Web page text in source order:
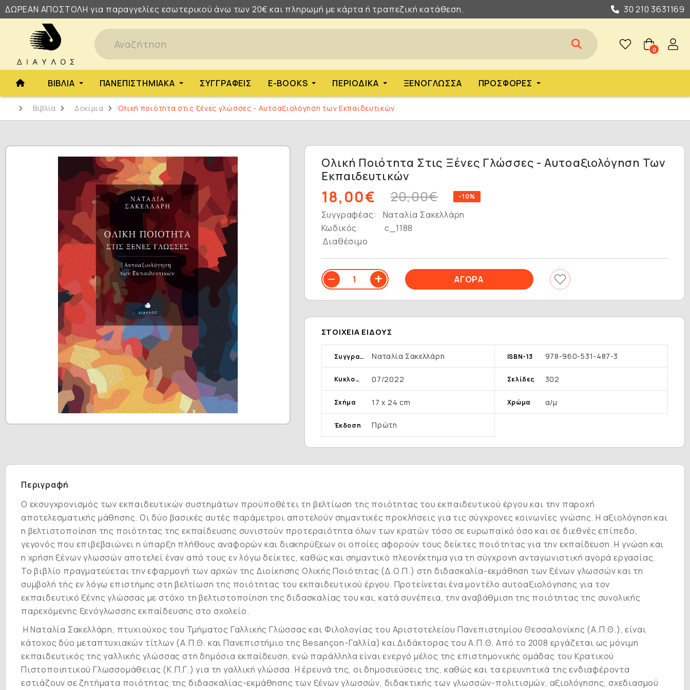
ΔΩΡΕΑΝ ΑΠΟΣΤΟΛΗ για παραγγελίες εσωτερικού άνω των 20€ και πληρωμή με κάρτα ή τραπεζική κατάθεση. 30 210 3631169
0
ΒΙΒΛΊΑ ΠΑΝΕΠΙΣΤΗΜΙΑΚΆ ΣΥΓΓΡΑΦΕΊΣ E-BOOKS ΠΕΡΙΟΔΙΚΆ ΞΕΝΌΓΛΩΣΣΑ ΠΡΟΣΦΟΡΈΣ
Βιβλία Δοκίμια Ολική ποιότητα στις ξένες γλώσσες - Αυτοαξιολόγηση των Εκπαιδευτικών
Ολική Ποιότητα Στις Ξένες Γλώσσες - Αυτοαξιολόγηση Των
Εκπαιδευτικών
18,00€ 20,00€ -10%
Συγγραφέας:
Ναταλία Σακελλάρη
Κωδικός:
c_1188
Διαθέσιμο
ΣΤΟΙΧΕΊΑ ΕΊΔΟΥΣ
Συγγραφέας Ναταλία Σακελλάρη ISBN-13 978-960-531-487-3
Κυκλοφορία 07/2022 Σελίδες 302
Σχήμα 17 x 24 cm Χρώμα α/μ
Έκδοση Πρώτη
Περιγραφή
Ο εκσυγχρονισμός των εκπαιδευτικών συστημάτων προϋποθέτει τη βελτίωση της ποιότητας του εκπαιδευτικού έργου και την παροχή
αποτελεσματικής μάθησης. Οι δύο βασικές αυτές παράμετροι αποτελούν σημαντικές προκλήσεις για τις σύγχρονες κοινωνίες γνώσης. Η αξιολόγηση και
η βελτιστοποίηση της ποιότητας της εκπαίδευσης συνιστούν προτεραιότητα όλων των κρατών τόσο σε ευρωπαϊκό όσο και σε διεθνές επίπεδο,
γεγονός που επιβεβαιώνει η ύπαρξη πλήθους αναφορών και διακηρύξεων οι οποίες αφορούν τους δείκτες ποιότητας για την εκπαίδευση. Η γνώση και
η χρήση ξένων γλωσσών αποτελεί έναν από τους εν λόγω δείκτες, καθώς και σημαντικό πλεονέκτημα για τη σύγχρονη ανταγωνιστική αγορά εργασίας.
Το βιβλίο πραγματεύεται την εφαρμογή των αρχών της Διοίκησης Ολικής Ποιότητας (Δ.Ο.Π.) στη διδασκαλία-εκμάθηση των ξένων γλωσσών και τη
συμβολή τής εν λόγω επιστήμης στη βελτίωση της ποιότητας του εκπαιδευτικού έργου. Προτείνεται ένα μοντέλο αυτοαξιολόγησης για τον
εκπαιδευτικό ξένης γλώσσας με στόχο τη βελτιστοποίηση της διδασκαλίας του και, κατά συνέπεια, την αναβάθμιση της ποιότητας της συνολικής
παρεχόμενης ξενόγλωσσης εκπαίδευσης στο σχολείο.
Η Ναταλία Σακελλάρη, πτυχιούχος του Τμήματος Γαλλικής Γλώσσας και Φιλολογίας του Αριστοτελείου Πανεπιστημίου Θεσσαλονίκης (Α.Π.Θ.), είναι
κάτοχος δύο μεταπτυχιακών τίτλων (Α.Π.Θ. και Πανεπιστήμιο της Besançon-Γαλλία) και Διδάκτορας του Α.Π.Θ. Από το 2008 εργάζεται ως μόνιμη
εκπαιδευτικός της γαλλικής γλώσσας στη δημόσια εκπαίδευση, ενώ παράλληλα είναι ενεργό μέλος της επιστημονικής ομάδας του Κρατικού
Πιστοποιητικού Γλωσσομάθειας (Κ.Π.Γ.) για τη γαλλική γλώσσα. Η έρευνά της, οι δημοσιεύσεις της, καθώς και τα ερευνητικά της ενδιαφέροντα
εστιάζουν σε ζητήματα ποιότητας της διδασκαλίας-εκμάθησης των ξένων γλωσσών, διδακτικής των γλωσσών-πολιτισμών, αξιολόγησης, σχεδιασμού